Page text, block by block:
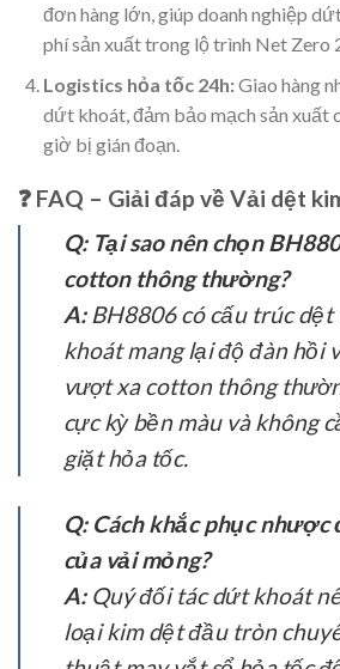
đơn hàng lớn, giúp doanh nghiệp
phí sản xuất trong lộ trình Net Zero
Logistics hỏa tốc 24h:Giao hàng
dứt khoát, đảm bảo mạch sản xuất
giờ bị gián đoạn.
❓ FAQ – Giải đáp về Vải dệt
Q: Tại sao nên chọn
cotton thông thường?
A:BH8806 có cấu trúc dệt
khoát mang lại độ đàn hồi
vượt xa cotton thông
cực kỳ bền màu và không
giặt hỏa tốc.
Q: Cách khắc phục nhược
của vải mỏng?
A:Quý đối tác dứt khoát
loại kim dệt đầu tròn